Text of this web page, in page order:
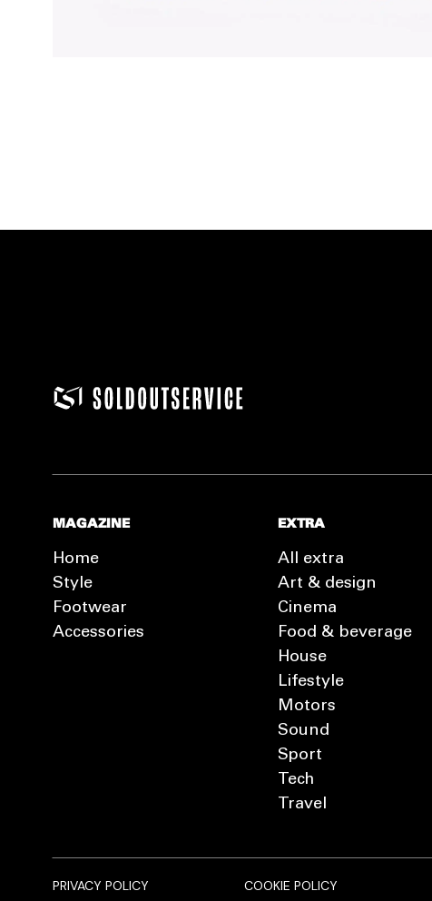
MAGAZINE
Home
Style
Footwear
Accessories
EXTRA
All extra
Art & design
Cinema
Food & beverage
House
Lifestyle
Motors
Sound
Sport
Tech
Travel
PRIVACY POLICY COOKIE POLICY